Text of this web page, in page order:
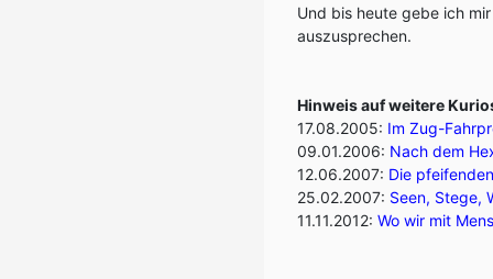
Und bis heute gebe ich
auszusprechen.
Hinweis auf weitere
17.08.2005: Im Zug-
09.01.2006: Nach dem
12.06.2007: Die
25.02.2007: Seen, Stege,
11.11.2012: Wo wir mit